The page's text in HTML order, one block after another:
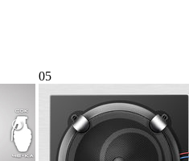
05